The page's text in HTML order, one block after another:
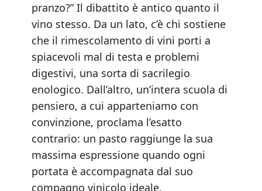
pranzo?” Il dibattito è antico quanto il
vino stesso. Da un lato, c’è chi sostiene
che il rimescolamento di vini porti a
spiacevoli mal di testa e problemi
digestivi, una sorta di sacrilegio
enologico. Dall’altro, un’intera scuola di
pensiero, a cui apparteniamo con
convinzione, proclama l’esatto
contrario: un pasto raggiunge la sua
massima espressione quando ogni
portata è accompagnata dal suo
compagno vinicolo ideale.